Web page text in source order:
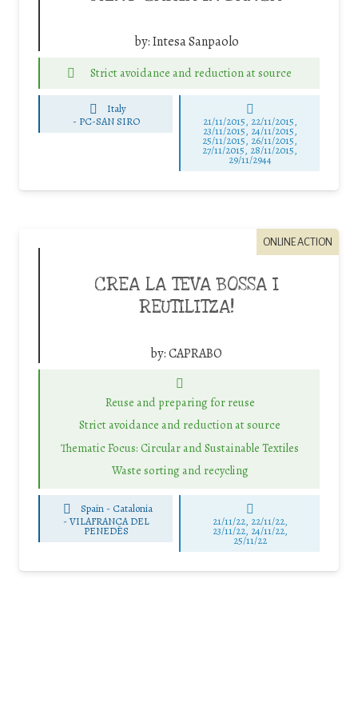
by:Intesa Sanpaolo
Strict avoidance and reduction at source
Italy
- PC-SAN SIRO 21/11/2015, 22/11/2015,
23/11/2015, 24/11/2015,
25/11/2015, 26/11/2015,
27/11/2015, 28/11/2015,
29/11/2944
ONLINE ACTION
CREA LA TEVA BOSSA I
REUTILITZA!
by:CAPRABO
Reuse and preparing for reuse
Strict avoidance and reduction at source
Thematic Focus: Circular and Sustainable Textiles
Waste sorting and recycling
Spain - Catalonia
- VILAFRANCA DEL
PENEDÈS
21/11/22, 22/11/22,
23/11/22, 24/11/22,
25/11/22